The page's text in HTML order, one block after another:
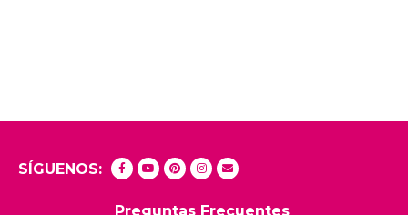
SÍGUENOS:
Preguntas Frecuentes